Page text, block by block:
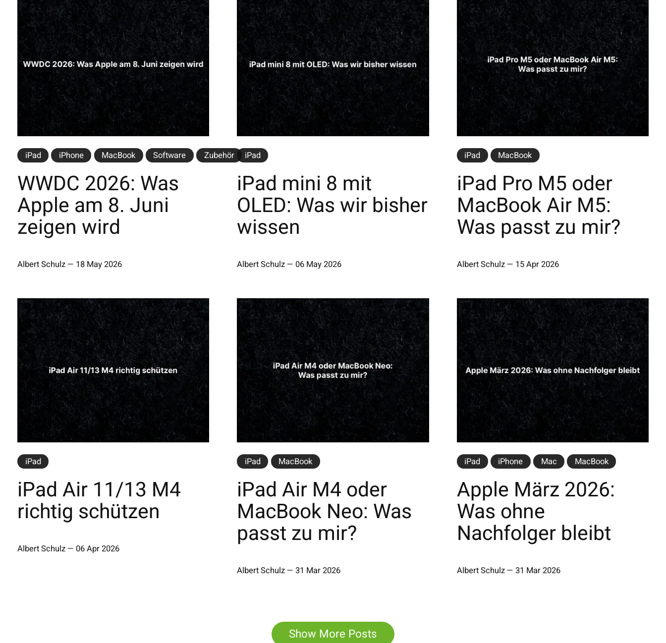
iPad iPhone MacBook Software Zubehör
WWDC 2026: Was
Apple am 8. Juni
zeigen wird
Albert Schulz— 18 May 2026
iPad
iPad mini 8 mit
OLED: Was wir bisher
wissen
Albert Schulz— 06 May 2026
iPad MacBook
iPad Pro M5 oder
MacBook Air M5:
Was passt zu mir?
Albert Schulz— 15 Apr 2026
iPad
iPad Air 11/13 M4
richtig schützen
Albert Schulz— 06 Apr 2026
iPad MacBook
iPad Air M4 oder
MacBook Neo: Was
passt zu mir?
Albert Schulz—31 Mar 2026
iPad iPhone Mac MacBook
Apple März 2026:
Was ohne
Nachfolger bleibt
Albert Schulz— 31 Mar 2026
Show More Posts